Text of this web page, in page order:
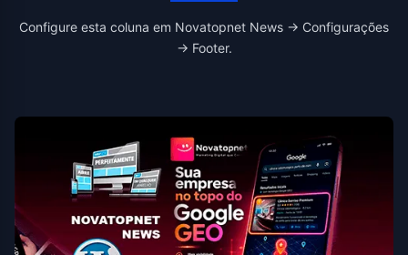
Configure esta coluna em Novatopnet News → Configurações
→ Footer.